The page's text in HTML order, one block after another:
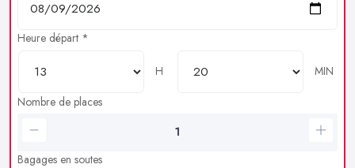
Heure départ *
H
MIN
Nombre de places
Bagages en soutes